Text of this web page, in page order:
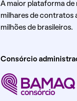
A maior plataforma de
milhares de contratos
milhões de brasileiros.
Consórcio